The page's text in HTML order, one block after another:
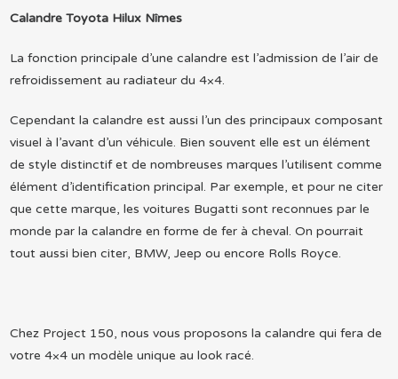
Calandre Toyota Hilux Nîmes
La fonction principale d’une calandre est l’admission de l’air de
refroidissement au radiateur du 4×4.
Cependant la calandre est aussi l’un des principaux composant
visuel à l’avant d’un véhicule. Bien souvent elle est un élément
de style distinctif et de nombreuses marques l’utilisent comme
élément d’identification principal. Par exemple, et pour ne citer
que cette marque, les voitures Bugatti sont reconnues par le
monde par la calandre en forme de fer à cheval. On pourrait
tout aussi bien citer, BMW, Jeep ou encore Rolls Royce.
Chez Project 150, nous vous proposons la calandre qui fera de
votre 4×4 un modèle unique au look racé.